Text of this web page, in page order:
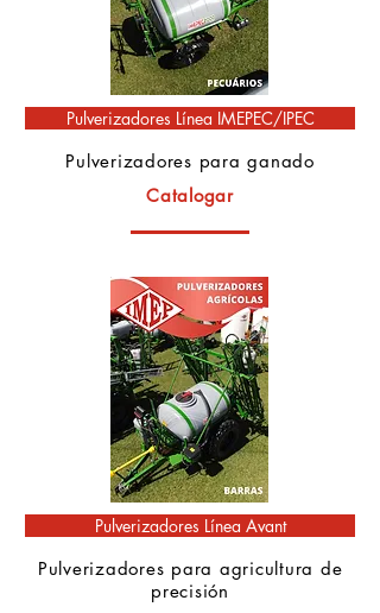
Pulverizadores Línea IMEPEC/IPEC
Pulverizadores para ganado
Catalogar
Pulverizadores Línea Avant
Pulverizadores para agricultura de
precisión